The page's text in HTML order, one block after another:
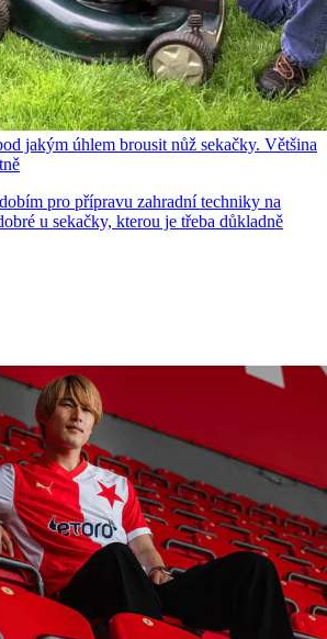
jakým úhlem brousit nůž sekačky. Většina
pro přípravu zahradní techniky na
u sekačky, kterou je třeba důkladně